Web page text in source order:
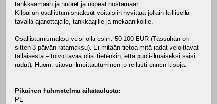
tankkaamaan ja nuoret ja nopeat nostamaan...
Kilpailun osallistumismaksut voitaisiin hyvittää jollain laillisella
tavalla ajanottajalle, tankkaajille ja mekaanikoille.
Osallistumismaksu voisi olla esim. 50-100 EUR (Tässähän on
sitten 3 päivän ratamaksu). Ei mitään tietoa mitä radat veloittavat
tällaisesta – toivottavaa olisi tietenkin, että puoli-ilmaiseksi saisi
radat). Huom. sitova ilmoittautuminen jo reilusti ennen kisoja.
Pikainen hahmotelma aikataulusta:
PE